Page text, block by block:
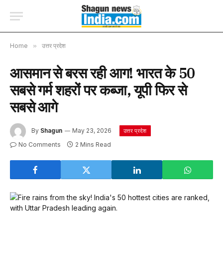
Home » उत्तर प्रदेश
आसमान से बरस रही आग! भारत के 50
सबसे गर्म शहरों पर कब्जा, यूपी फिर से
सबसे आगे
By Shagun May 23, 2026 उत्तर प्रदेश
No Comments 2 Mins Read